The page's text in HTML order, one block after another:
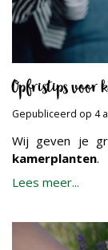
Opfristips voor
Gepubliceerd op 4
Wij geven je
kamerplanten.
Lees meer...